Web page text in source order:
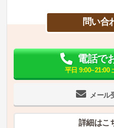
問い合
メール
電話で
平日 9:00~21:00
詳細はこ